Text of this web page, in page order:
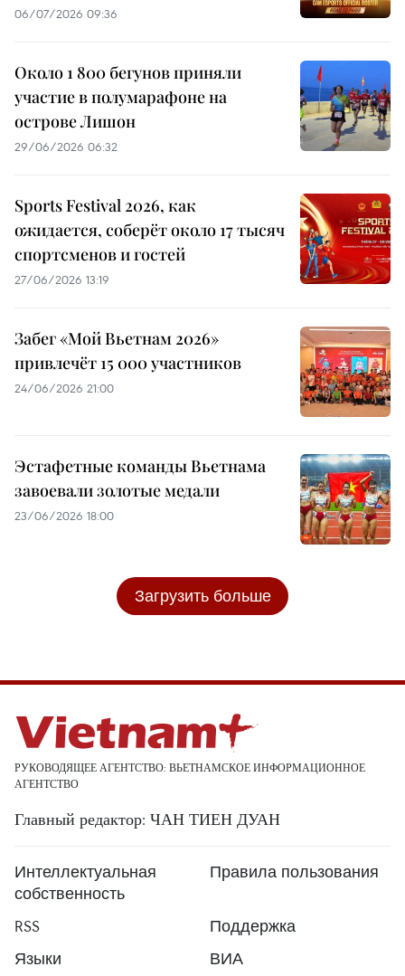
06/07/2026 09:36
Около 1 800 бегунов приняли
участие в полумарафоне на
острове Лишон
29/06/2026 06:32
Sports Festival 2026, как
ожидается, соберёт около 17 тысяч
спортсменов и гостей
27/06/2026 13:19
Забег «Мой Вьетнам 2026»
привлечёт 15 000 участников
24/06/2026 21:00
Эстафетные команды Вьетнама
завоевали золотые медали
23/06/2026 18:00
Загрузить больше
РУКОВОДЯЩЕЕ АГЕНТСТВО: ВЬЕТНАМСКОЕ ИНФОРМАЦИОННОЕ
АГЕНТСТВО
Главный редактор: ЧАН ТИЕН ДУАН
Интеллектуальная
собственность
Правила пользования
RSS
Поддержка
Языки
ВИА